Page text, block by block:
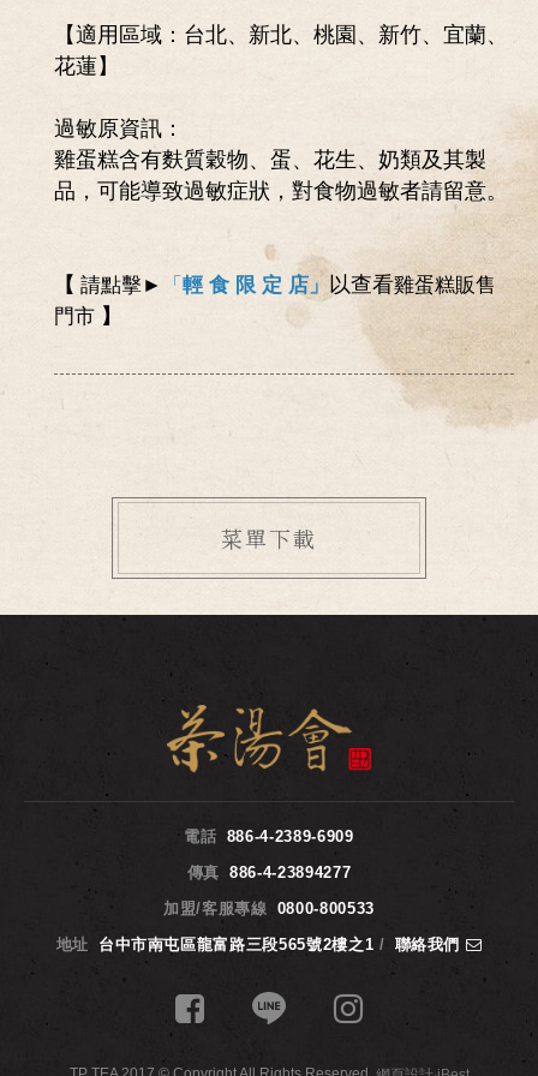
【適用區域：台北、新北、桃園、新竹、宜蘭、
花蓮】
過敏原資訊：
雞蛋糕含有麩質穀物、蛋、花生、奶類及其製
品，可能導致過敏症狀，對食物過敏者請留意。
【 請點擊► 「 輕 食 限 定 店 」 以查看雞蛋糕販售
門市 】
菜單下載
電話 886-4-2389-6909
傳真
886-4-23894277
加盟/客服專線 0800-800533
地址
台中市南屯區龍富路三段565號2樓之1 / 聯絡我們